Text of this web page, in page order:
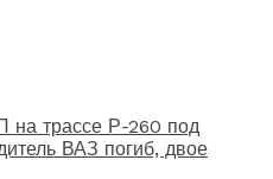
на трассе Р-260 под
ВАЗ погиб, двое